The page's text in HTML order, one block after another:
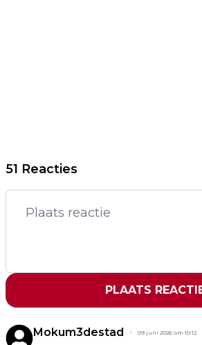
51 Reacties
PLAATS
Mokum3destad 09 juni 2026 om 10:12